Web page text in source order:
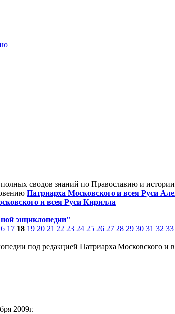
сводов знаний по Православию и
Патриарха Московского и всея Руси
и всея Руси Кирилла
энциклопедии"
17 18 19 20 21 22 23 24 25 26 27 28 29 30 31 32 33
под редакцией Патриарха Московского и
2009г.